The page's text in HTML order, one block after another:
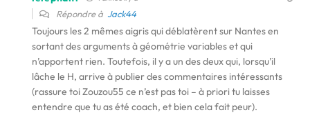
Répondre à Jack44
Toujours les 2 mêmes aigris qui déblatèrent sur Nantes en
sortant des arguments à géométrie variables et qui
n’apportent rien. Toutefois, il y a un des deux qui, lorsqu’il
lâche le H, arrive à publier des commentaires intéressants
(rassure toi Zouzou55 ce n’est pas toi – à priori tu laisses
entendre que tu as été coach, et bien cela fait peur).